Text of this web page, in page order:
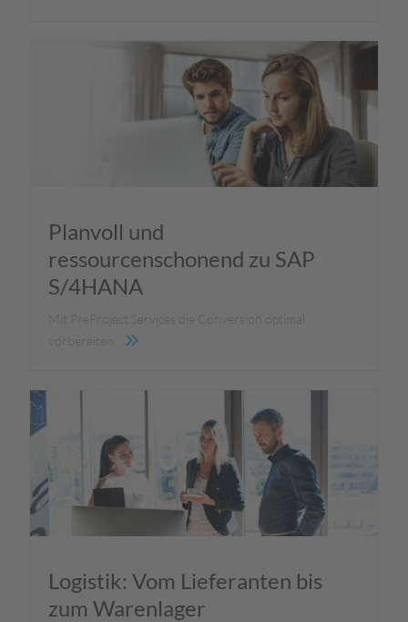
Planvoll und
ressourcenschonend zu SAP
S/4HANA
Mit PreProject Services die Conversion optimal
vorbereiten
Logistik: Vom Lieferanten bis
zum Warenlager